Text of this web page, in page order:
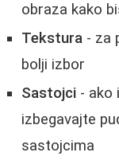
obraza kako
Tekstura - za
bolji izbor
Sastojci - ako
izbegavajte
sastojcima